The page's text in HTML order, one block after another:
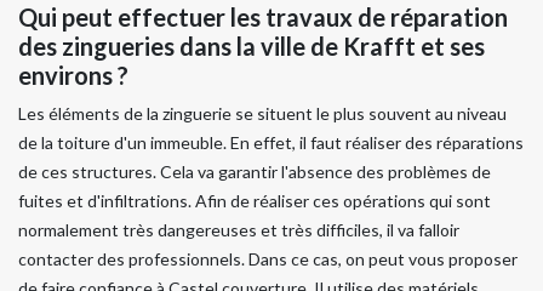
Qui peut effectuer les travaux de réparation
des zingueries dans la ville de Krafft et ses
environs ?
Les éléments de la zinguerie se situent le plus souvent au niveau
de la toiture d'un immeuble. En effet, il faut réaliser des réparations
de ces structures. Cela va garantir l'absence des problèmes de
fuites et d'infiltrations. Afin de réaliser ces opérations qui sont
normalement très dangereuses et très difficiles, il va falloir
contacter des professionnels. Dans ce cas, on peut vous proposer